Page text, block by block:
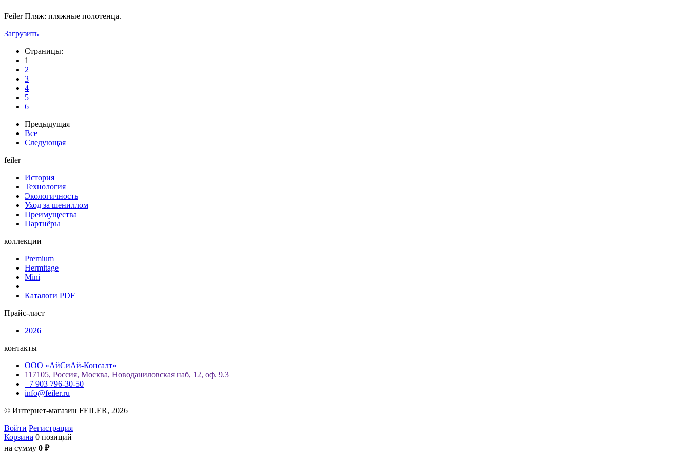
Feiler Пляж: пляжные полотенца.
Загрузить
Страницы:
1
2
3
4
5
6
Предыдущая
Все
Следующая
feiler
История
Технология
Экологичность
Уход за шениллом
Преимущества
Партнёры
коллекции
Premium
Hermitage
Mini
Каталоги PDF
Прайс-лист
2026
контакты
ООО «АйСиАй-Консалт»
117105, Россия, Москва, Новоданиловская наб, 12, оф. 9.3
+7 903 796-30-50
info@feiler.ru
© Интернет-магазин FEILER, 2026
Войти Регистрация
Корзина 0 позиций
на сумму 0 ₽